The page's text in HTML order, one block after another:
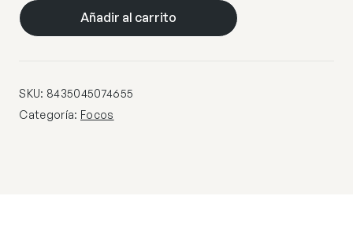
ROLO
CROMO
40W
G-
Añadir al carrito
SKU: 8435045074655
Categoría: Focos